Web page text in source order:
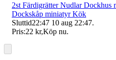
2st Färdigrätter Nudlar Dockhus
Dockskåp miniatyr Kök
Sluttid22:47 10 aug 22:47.
Pris:22 kr,Köp nu.